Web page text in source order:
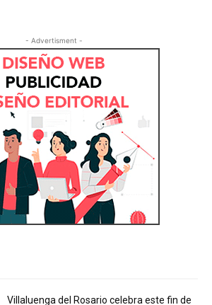
- Advertisment -
Villaluenga del Rosario celebra este fin de